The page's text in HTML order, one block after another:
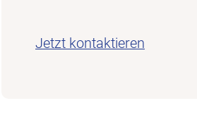
Jetzt kontaktieren